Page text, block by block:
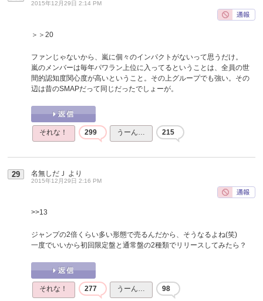
2015年12月29日 2:14 PM
＞＞20
ファンじゃないから、嵐に個々のインパクトがないって思うだけ。
嵐のメンバーは毎年パワラン上位に入ってるということは、全員の世
間的認知度関心度が高いということ。その上グループでも強い。その
辺は昔のSMAPだって同じだったでしょーが。
それな！ 299 うーん… 215
29 名無しだＪ より
2015年12月29日 2:16 PM
>>13
ジャンプの2倍くらい多い形態で売るんだから、そうなるよね(笑)
一度でいいから初回限定盤と通常盤の2種類でリリースしてみたら？
それな！ 277 うーん… 98